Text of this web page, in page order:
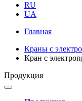
RU
UA
Главная
Краны с
Кран с
Продукция